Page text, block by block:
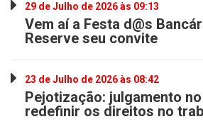
29 de Julho de 2026 às 09:13
Vem aí a Festa d@s
Reserve seu convite
23 de Julho de 2026 às 08:42
Pejotização: julgamento
redefinir os direitos no